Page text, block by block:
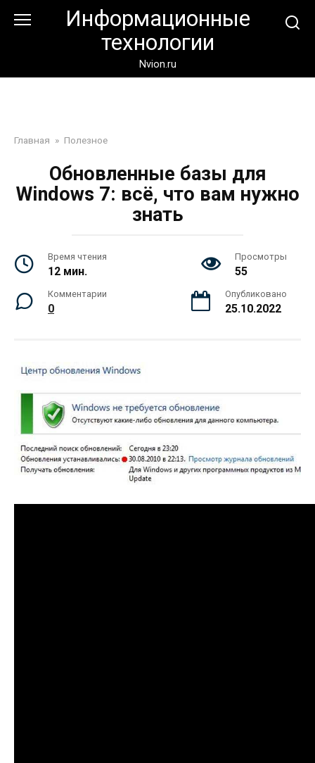
Информационные
технологии
Nvion.ru
Главная » Полезное
Обновленные базы для
Windows 7: всё, что вам нужно
знать
Время чтения
12 мин.
Просмотры
55
Комментарии
0
Опубликовано
25.10.2022